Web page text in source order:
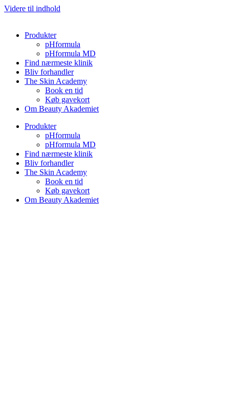
Videre til indhold
Produkter
pHformula
pHformula MD
Find nærmeste klinik
Bliv forhandler
The Skin Academy
Book en tid
Køb gavekort
Om Beauty Akademiet
Produkter
pHformula
pHformula MD
Find nærmeste klinik
Bliv forhandler
The Skin Academy
Book en tid
Køb gavekort
Om Beauty Akademiet